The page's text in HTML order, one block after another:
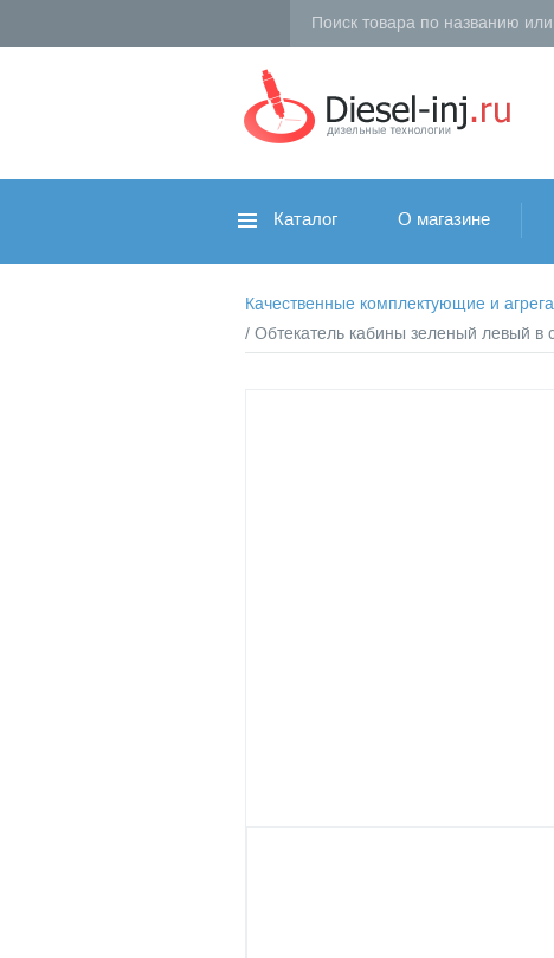
Каталог О магазине
Качественные комплектующие и
/ Обтекатель кабины зеленый левый в